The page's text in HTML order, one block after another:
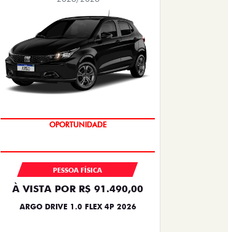
BÔNUS DE 6 MIL REAIS
PESSOA FÍSICA
À VISTA POR R$ 91.490,00
ARGO DRIVE 1.0 FLEX 4P 2026